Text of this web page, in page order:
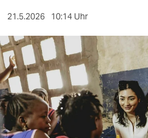
sport
berlin
nord
wahrheit
verlag
21.5.2026 10:14 Uhr